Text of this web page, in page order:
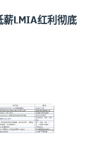
薪LMIA红利彻底